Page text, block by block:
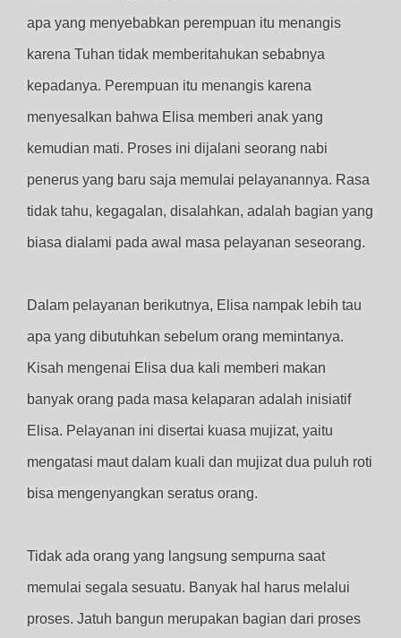
apa yang menyebabkan perempuan itu menangis
karena Tuhan tidak memberitahukan sebabnya
kepadanya. Perempuan itu menangis karena
menyesalkan bahwa Elisa memberi anak yang
kemudian mati. Proses ini dijalani seorang nabi
penerus yang baru saja memulai pelayanannya. Rasa
tidak tahu, kegagalan, disalahkan, adalah bagian yang
biasa dialami pada awal masa pelayanan seseorang.
Dalam pelayanan berikutnya, Elisa nampak lebih tau
apa yang dibutuhkan sebelum orang memintanya.
Kisah mengenai Elisa dua kali memberi makan
banyak orang pada masa kelaparan adalah inisiatif
Elisa. Pelayanan ini disertai kuasa mujizat, yaitu
mengatasi maut dalam kuali dan mujizat dua puluh roti
bisa mengenyangkan seratus orang.
Tidak ada orang yang langsung sempurna saat
memulai segala sesuatu. Banyak hal harus melalui
proses. Jatuh bangun merupakan bagian dari proses